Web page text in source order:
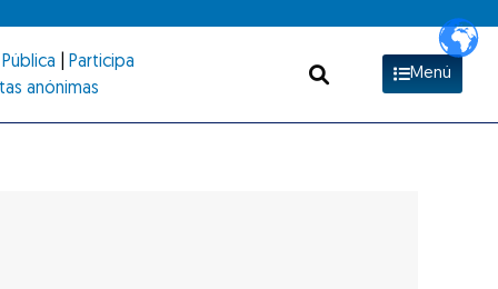
Participa
anónimas
Menú